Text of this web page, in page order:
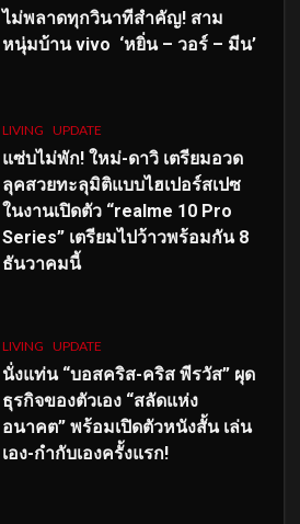
ไม่พลาดทุกวินาทีสำคัญ! สาม
หนุ่มบ้าน vivo ‘หยิ่น – วอร์ – มีน’
LIVING UPDATE
แซ่บไม่พัก! ใหม่-ดาวิ เตรียมอวด
ลุคสวยทะลุมิติแบบไฮเปอร์สเปซ
ในงานเปิดตัว “realme 10 Pro
Series” เตรียมไปว้าวพร้อมกัน 8
ธันวาคมนี้
LIVING UPDATE
นั่งแท่น “บอสคริส-คริส พีรวัส” ผุด
ธุรกิจของตัวเอง “สลัดแห่ง
อนาคต” พร้อมเปิดตัวหนังสั้น เล่น
เอง-กำกับเองครั้งแรก!